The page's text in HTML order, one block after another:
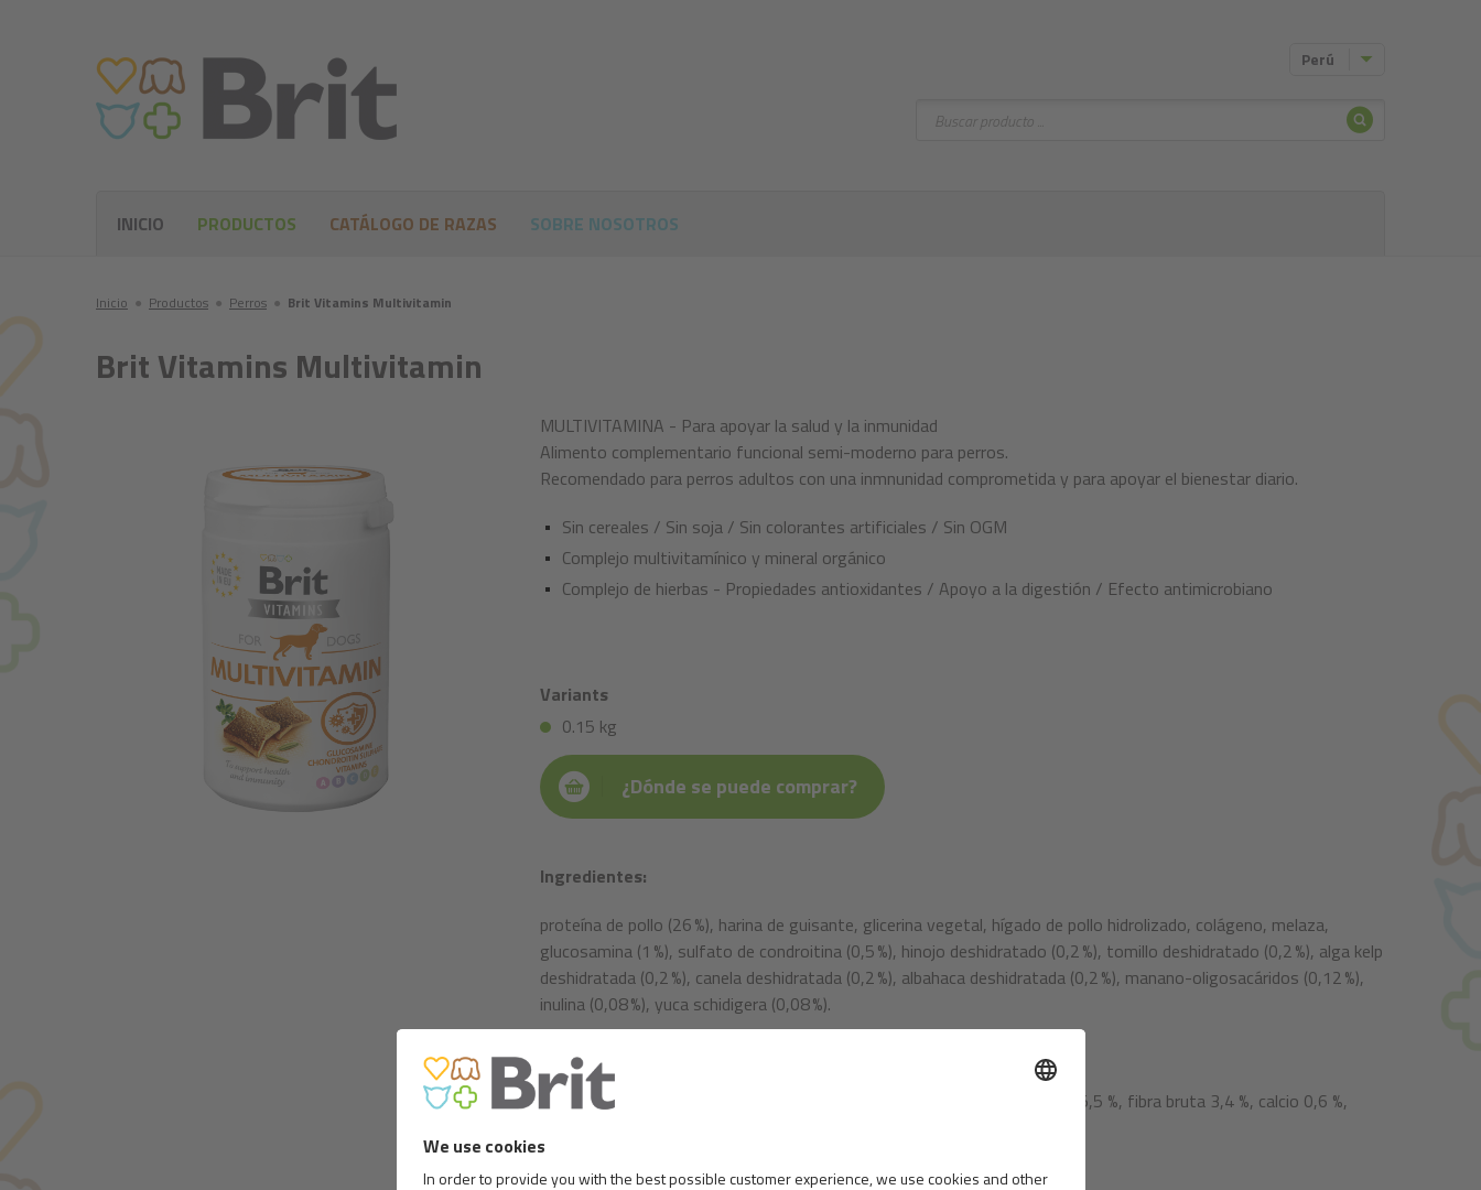
Inicio ● Productos ● Perros ● Brit Vitamins Multivitamin
Brit Vitamins Multivitamin
MULTIVITAMINA - Para apoyar la salud y la inmunidad
Alimento complementario funcional semi-moderno para perros.
Recomendado para perros adultos con una inmnunidad comprometida y para apoyar el bienestar diario.
Sin cereales / Sin soja / Sin colorantes artificiales / Sin OGM
Complejo multivitamínico y mineral orgánico
Complejo de hierbas - Propiedades antioxidantes / Apoyo a la digestión / Efecto antimicrobiano
Variants
0.15 kg
¿Dónde se puede comprar?
Ingredientes:
proteína de pollo (26 %), harina de guisante, glicerina vegetal, hígado de pollo hidrolizado, colágeno, melaza,
glucosamina (1 %), sulfato de condroitina (0,5 %), hinojo deshidratado (0,2 %), tomillo deshidratado (0,2 %), alga kelp
deshidratada (0,2 %), canela deshidratada (0,2 %), albahaca deshidratada (0,2 %), manano-oligosacáridos (0,12 %),
inulina (0,08 %), yuca schidigera (0,08 %).
Componentes analíticos:
proteína bruta 24,0 %, grasa bruta 3,5 %, humedad 17,0 %, cenizas bruta 5,5 %, fibra bruta 3,4 %, calcio 0,6 %,
Composición nutricional:
Perú
Buscar Buscar
INICIO PRODUCTOS CATÁLOGO DE RAZAS SOBRE NOSOTROS